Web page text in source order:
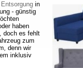
Entsorgung in
- günstig
haben
doch es fehlt
zum
denn wir
inklusiv